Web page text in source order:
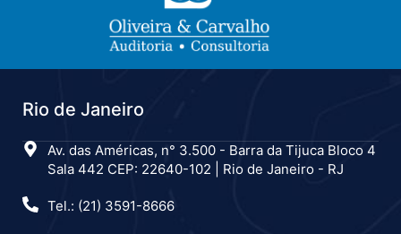
Rio de Janeiro
Av. das Américas, n° 3.500 - Barra da Tijuca Bloco 4
Sala 442 CEP: 22640-102 | Rio de Janeiro - RJ
Tel.: (21) 3591-8666